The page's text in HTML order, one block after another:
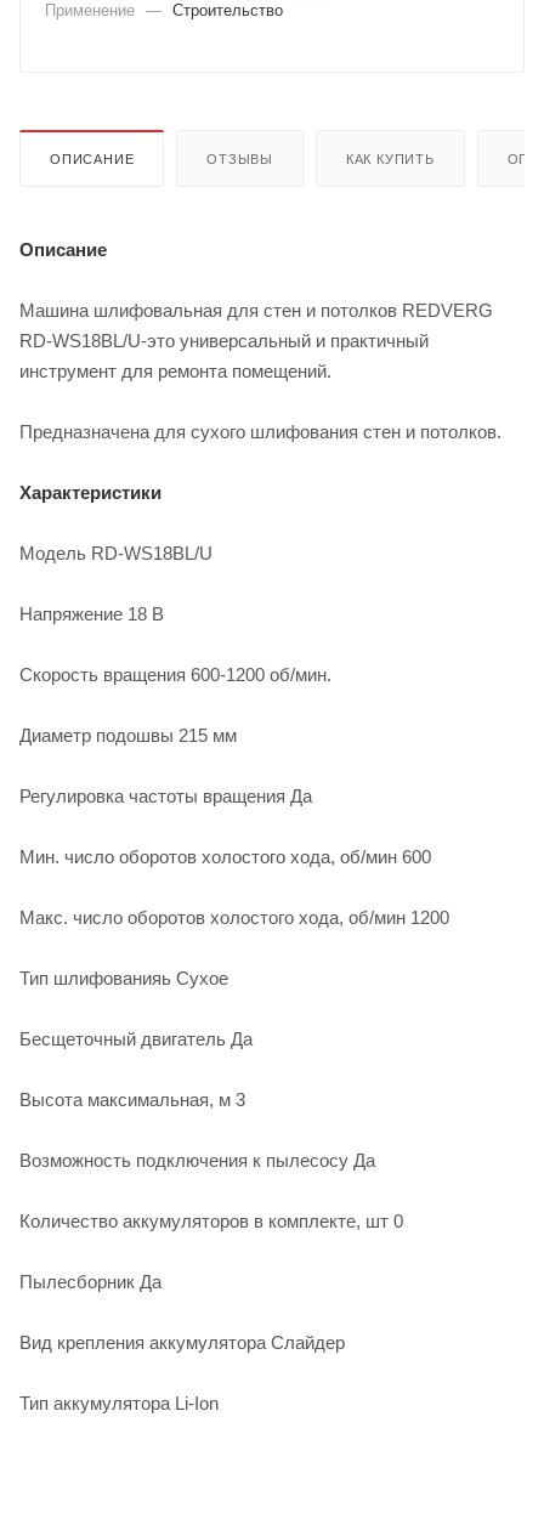
Применение — Строительство
ОПИСАНИЕ ОТЗЫВЫ КАК КУПИТЬ
Описание
Машина шлифовальная для стен и потолков REDVERG
RD-WS18BL/U-это универсальный и практичный
инструмент для ремонта помещений.
Предназначена для сухого шлифования стен и потолков.
Характеристики
Модель RD-WS18BL/U
Напряжение 18 В
Скорость вращения 600-1200 об/мин.
Диаметр подошвы 215 мм
Регулировка частоты вращения Да
Мин. число оборотов холостого хода, об/мин 600
Макс. число оборотов холостого хода, об/мин 1200
Тип шлифованияь Сухое
Бесщеточный двигатель Да
Высота максимальная, м 3
Возможность подключения к пылесосу Да
Количество аккумуляторов в комплекте, шт 0
Пылесборник Да
Вид крепления аккумулятора Слайдер
Тип аккумулятора Li-Ion